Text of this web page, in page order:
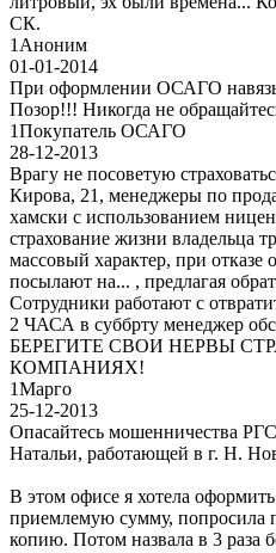
СК.
1 Аноним
01-01-2014
При оформлении ОСАГО
Позор!!! Никогда не
1Покупатель ОСАГО
28-12-2013
Врагу не посоветую
Кирова, 21, менеджеры по
хамски с использованием
страхование жизни владельца
массовый характер, при отказе
посылают на... , предлагая
Сотрудники работают с
2 ЧАСА в суббрту менеджер
БЕРЕГИТЕ СВОИ НЕРВЫ
КОМПАНИЯХ!
1Марго
25-12-2013
Опасайтесь мошенничества
Натальи, работающей в г. Н.
В этом офисе я хотела оформить
приемлемую сумму,
копию. Потом назвала в 3 раза